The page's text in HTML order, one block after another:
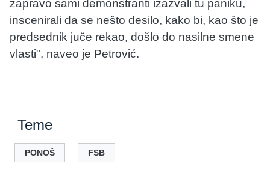
zapravo sami demonstranti izazvali tu paniku,
inscenirali da se nešto desilo, kako bi, kao što je
predsednik juče rekao, došlo do nasilne smene
vlasti", naveo je Petrović.
Teme
PONOŠ FSB